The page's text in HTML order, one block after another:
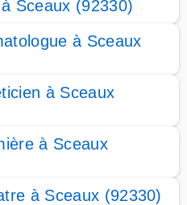
Sceaux (92330)
à Sceaux
à Sceaux
à Sceaux
à Sceaux (92330)